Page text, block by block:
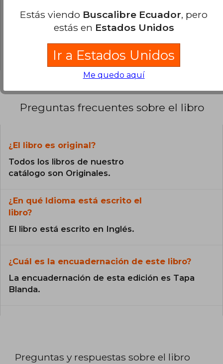
0% (0)
0% (0)
0% (0)
Preguntas frecuentes sobre el libro
¿El libro es original?
Todos los libros de nuestro
catálogo son Originales.
¿En qué Idioma está escrito el
libro?
El libro está escrito en Inglés.
¿Cuál es la encuadernación de este libro?
La encuadernación de esta edición es Tapa
Blanda.
Preguntas y respuestas sobre el libro
Estás viendo Buscalibre Ecuador, pero
estás en Estados Unidos
Ir a Estados Unidos
Me quedo aquí